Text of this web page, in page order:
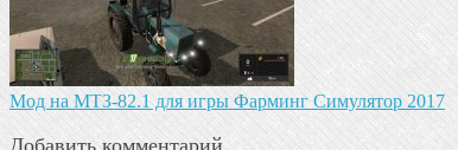
Мод на МТЗ-82.1 для игры Фарминг Симулятор 2017
Добавить комментарий